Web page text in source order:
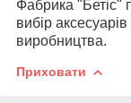
Фабрика "Бетіс"
вибір
виробництва.
Приховати